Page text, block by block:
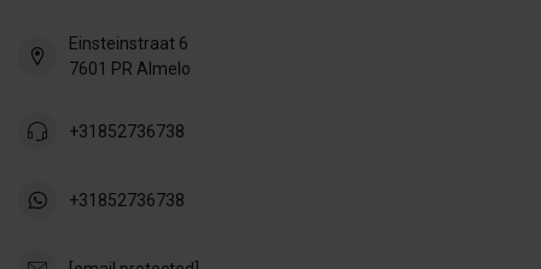
Einsteinstraat 6
7601 PR Almelo
+31852736738
+31852736738